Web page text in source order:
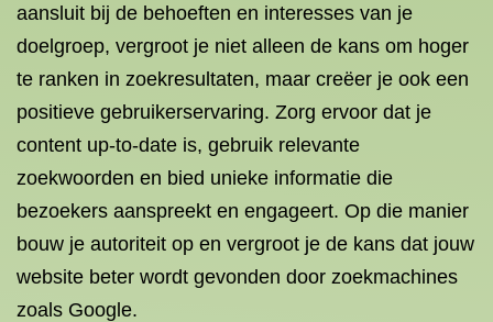
aansluit bij de behoeften en interesses van je
doelgroep, vergroot je niet alleen de kans om hoger
te ranken in zoekresultaten, maar creëer je ook een
positieve gebruikerservaring. Zorg ervoor dat je
content up-to-date is, gebruik relevante
zoekwoorden en bied unieke informatie die
bezoekers aanspreekt en engageert. Op die manier
bouw je autoriteit op en vergroot je de kans dat jouw
website beter wordt gevonden door zoekmachines
zoals Google.